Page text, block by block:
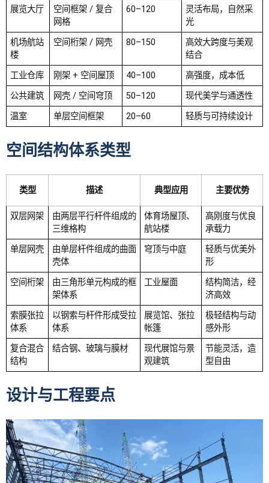
展览大厅
空间框架 / 复合
网格
60–120
灵活布局，自然采
光
机场航站
楼
空间桁架 / 网壳 80–150
高效大跨度与美观
结合
工业仓库
刚架 + 空间屋顶 40–100
高强度，成本低
公共建筑
网壳 / 空间穹顶 50–120
现代美学与通透性
温室
单层空间框架 20–60 轻质与可持续设计
空间结构体系类型
类型 描述 典型应用 主要优势
双层网架
由两层平行杆件组成的
三维格构
体育场屋顶、
航站楼
高刚度与优良
承载力
单层网壳
由单层杆件组成的曲面
壳体
穹顶与中庭
轻质与优美外
形
空间桁架
由三角形单元构成的框
架体系
工业屋面
结构简洁，经
济高效
索膜张拉
体系
以钢索与杆件形成受拉
体系
展览馆、张拉
帐篷
极轻结构与动
感外形
复合混合
结构
结合钢、玻璃与膜材
现代展馆与景
观建筑
节能灵活，造
型自由
设计与工程要点